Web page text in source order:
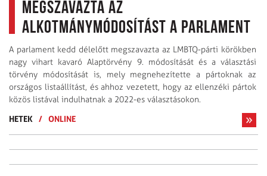
megszavazta az
alkotmánymódosítást a parlament
A parlament kedd délelőtt megszavazta az LMBTQ-párti körökben
nagy vihart kavaró Alaptörvény 9. módosítását és a választási
törvény módosítását is, mely megnehezítette a pártoknak az
országos listaállítást, és ahhoz vezetett, hogy az ellenzéki pártok
közös listával indulhatnak a 2022-es választásokon.
HETEK
/ ONLINE